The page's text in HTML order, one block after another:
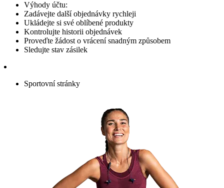
Výhody účtu:
Zadávejte další objednávky rychleji
Ukládejte si své oblíbené produkty
Kontrolujte historii objednávek
Proveďte žádost o vrácení snadným způsobem
Sledujte stav zásilek
Sportovní stránky